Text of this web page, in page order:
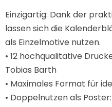
Einzigartig: Dank der
lassen sich die
als Einzelmotive nutzen.
• 12 hochqualitative
Tobias Barth
• Maximales Format für
• Doppelnutzen als